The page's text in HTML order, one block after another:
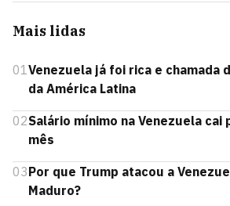
Mais lidas
01Venezuela já foi rica e chamada
da América Latina
02Salário mínimo na Venezuela cai
mês
03Por que Trump atacou a
Maduro?